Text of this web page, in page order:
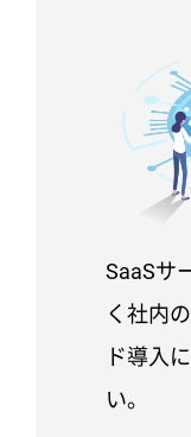
SaaSサ
く社内
ド導入
い。